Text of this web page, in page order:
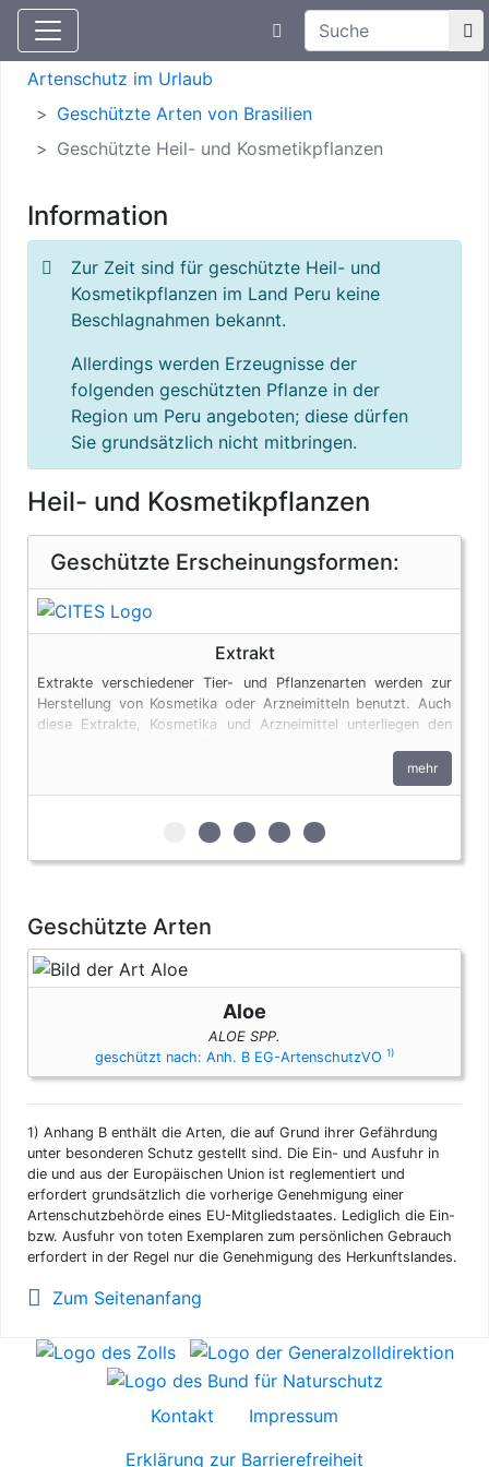
Aktuelle Meldungen
Suchtexteingabe
Artenschutz
Artenschutz im Urlaub
Geschützte Arten von Brasilien
Geschützte Heil- und Kosmetikpflanzen
Information
Zur Zeit sind für geschützte Heil- und
Kosmetikpflanzen im Land Peru keine
Beschlagnahmen bekannt.
Allerdings werden Erzeugnisse der
folgenden geschützten Pflanze in der
Region um Peru angeboten; diese dürfen
Sie grundsätzlich nicht mitbringen.
Heil- und Kosmetikpflanzen
Geschützte Erscheinungsformen:
Extrakt
Extrakte verschiedener Tier- und Pflanzenarten werden zur
Herstellung von Kosmetika oder Arzneimitteln benutzt. Auch
diese Extrakte, Kosmetika und Arzneimittel unterliegen den
mehr
zur 1. geschützten Erscheinungsform
zur 2. geschützten
zur 3. geschützten
zur 4. geschützten
zur 5. geschützten
Geschützte Arten
Aloe
ALOE SPP.
geschützt nach: Anh. B EG-ArtenschutzVO 1)
1) Anhang B enthält die Arten, die auf Grund ihrer Gefährdung
unter besonderen Schutz gestellt sind. Die Ein- und Ausfuhr in
die und aus der Europäischen Union ist reglementiert und
erfordert grundsätzlich die vorherige Genehmigung einer
Artenschutzbehörde eines EU-Mitgliedstaates. Lediglich die Ein-
bzw. Ausfuhr von toten Exemplaren zum persönlichen Gebrauch
erfordert in der Regel nur die Genehmigung des Herkunftslandes.
Zum Seitenanfang
Kontakt
Impressum
Erklärung zur Barrierefreiheit